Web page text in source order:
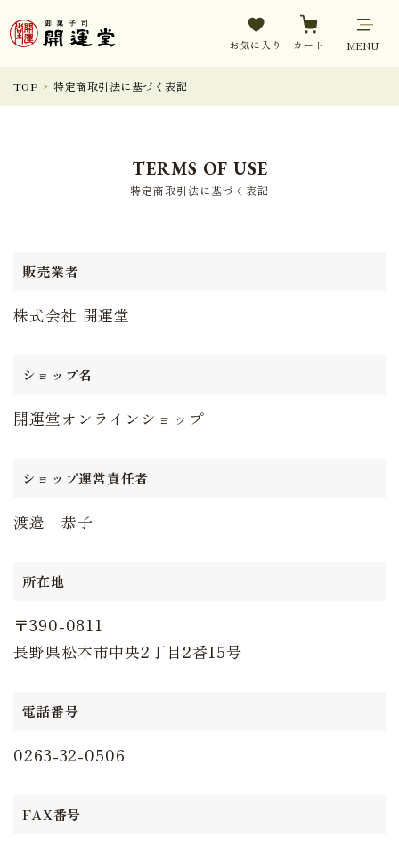
お気に入り カート MENU
TOP 特定商取引法に基づく表記
TERMS OF USE
特定商取引法に基づく表記
販売業者
株式会社 開運堂
ショップ名
開運堂オンラインショップ
ショップ運営責任者
渡邉 恭子
所在地
〒390-0811
長野県松本市中央2丁目2番15号
電話番号
0263-32-0506
FAX番号